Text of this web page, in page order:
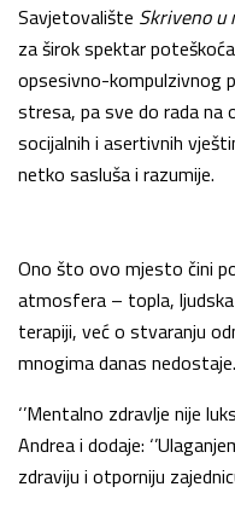
Savjetovalište Skriveno u
za širok spektar
opsesivno-kompulzivnog
stresa, pa sve do rada na
socijalnih i asertivnih
netko sasluša i razumije.
Ono što ovo mjesto čini
atmosfera – topla,
terapiji, već o stvaranju
mnogima danas nedostaje.
‘’Mentalno zdravlje nije
Andrea i dodaje:
zdraviju i otporniju